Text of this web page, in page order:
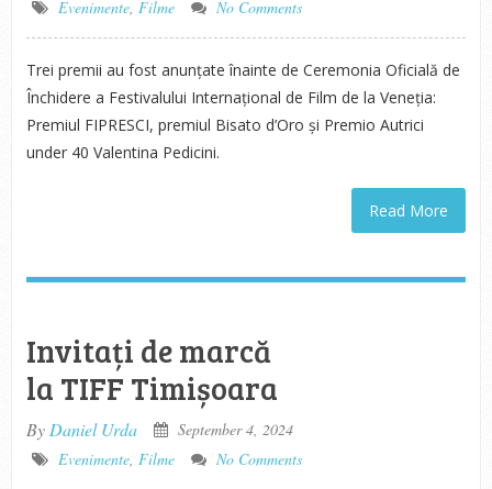
Evenimente, Filme No Comments
Trei premii au fost anunțate înainte de Ceremonia Oficială de
Închidere a Festivalului Internațional de Film de la Veneția:
Premiul FIPRESCI, premiul Bisato d’Oro și Premio Autrici
under 40 Valentina Pedicini.
Read More
Invitați de marcă
la TIFF Timișoara
By Daniel Urda
September 4, 2024
Evenimente, Filme No Comments